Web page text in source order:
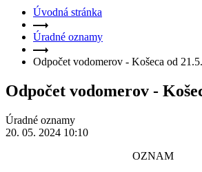
Úvodná stránka
Úradné oznamy
Odpočet vodomerov - Košeca od
Odpočet vodomerov -
Úradné oznamy
20. 05. 2024 10:10
OZNAM